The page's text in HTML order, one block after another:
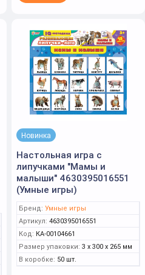
Новинка
Настольная игра с
липучками "Мамы и
малыши" 4630395016551
(Умные игры)
Бренд: Умные игры
Артикул: 4630395016551
Код: КА-00104661
Размер упаковки: 3 x 300 x 265 мм
В коробке: 50 шт.